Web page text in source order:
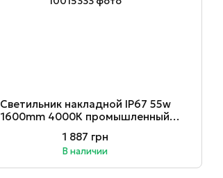
Светильник накладной ІР67 55w
1600mm 4000К промышленный
1 887 грн
В наличии